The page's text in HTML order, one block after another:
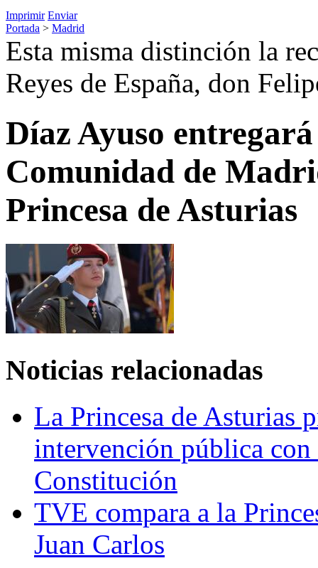
Imprimir Enviar
Portada > Madrid
Esta misma distinción la
Reyes de España, don
Díaz Ayuso
Comunidad de
Princesa de Asturias
Noticias relacionadas
La Princesa de Asturias
intervención pública
Constitución
TVE compara a la
Juan Carlos